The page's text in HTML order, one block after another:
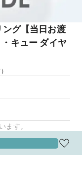
グ【当日お渡
キュー ダイヤ
ます。